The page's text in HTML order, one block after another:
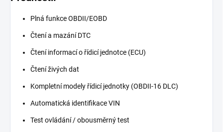
Plná funkce OBDII/EOBD
Čtení a mazání DTC
Čtení informací o řídicí jednotce (ECU)
Čtení živých dat
Kompletní modely řídicí jednotky (OBDII-16 DLC)
Automatická identifikace VIN
Test ovládání / obousměrný test